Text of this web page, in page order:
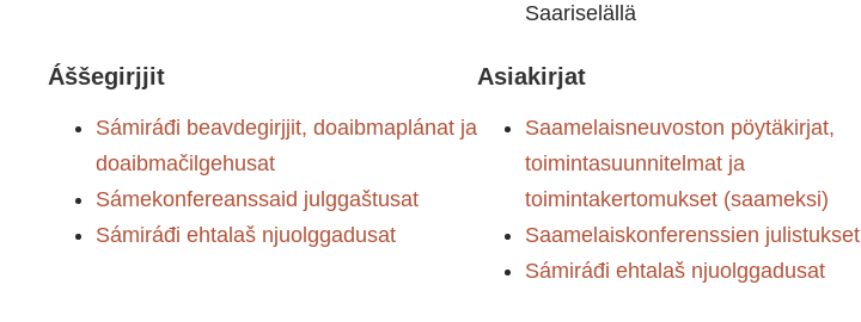
Saariselällä
Áššegirjjit
Sámiráđi beavdegirjjit, doaibmaplánat ja
doaibmačilgehusat
Sámekonfereanssaid julggaštusat
Sámiráđi ehtalaš njuolggadusat
Asiakirjat
Saamelaisneuvoston pöytäkirjat,
toimintasuunnitelmat ja
toimintakertomukset (saameksi)
Saamelaiskonferenssien julistukset
Sámiráđi ehtalaš njuolggadusat